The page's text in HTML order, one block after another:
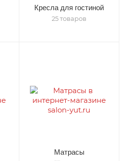
Кресла для гостиной
25 товаров
Матрасы